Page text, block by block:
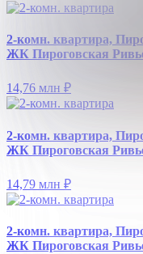
2-комн. квартира,
ЖК Пироговская
14,76 млн ₽
2-комн. квартира,
ЖК Пироговская
14,79 млн ₽
2-комн. квартира,
ЖК Пироговская